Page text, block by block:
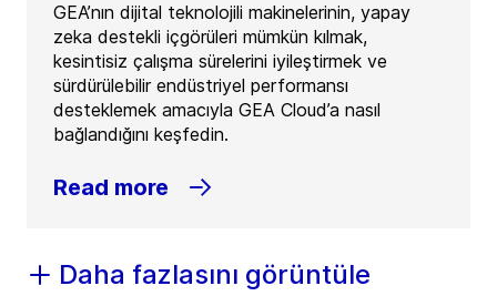
GEA’nın dijital teknolojili makinelerinin, yapay
zeka destekli içgörüleri mümkün kılmak,
kesintisiz çalışma sürelerini iyileştirmek ve
sürdürülebilir endüstriyel performansı
desteklemek amacıyla GEA Cloud’a nasıl
bağlandığını keşfedin.
Read more
Daha fazlasını görüntüle